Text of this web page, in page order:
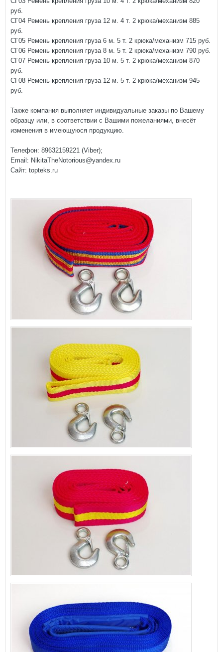
руб.
СГ04 Ремень крепления груза 12 м. 4 т. 2 крюка/механизм 885
руб.
СГ05 Ремень крепления груза 6 м. 5 т. 2 крюка/механизм 715 руб.
СГ06 Ремень крепления груза 8 м. 5 т. 2 крюка/механизм 790 руб.
СГ07 Ремень крепления груза 10 м. 5 т. 2 крюка/механизм 870
руб.
СГ08 Ремень крепления груза 12 м. 5 т. 2 крюка/механизм 945
руб.
Также компания выполняет индивидуальные заказы по Вашему
образцу или, в соответствии с Вашими пожеланиями, внесёт
изменения в имеющуюся продукцию.
Телефон: 89632159221 (Viber);
Email: NikitaTheNotorious@yandex.ru
Сайт: topteks.ru